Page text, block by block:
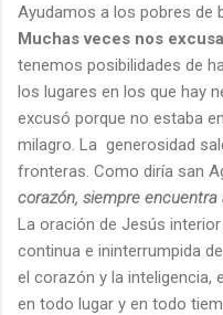
Ayudamos a los pobres de
Muchas veces nos
tenemos posibilidades de
los lugares en los que hay
excusó porque no estaba
milagro. La generosidad
fronteras. Como diría san
corazón, siempre
La oración de Jesús
continua e ininterrumpida
el corazón y la inteligencia,
en todo lugar y en todo